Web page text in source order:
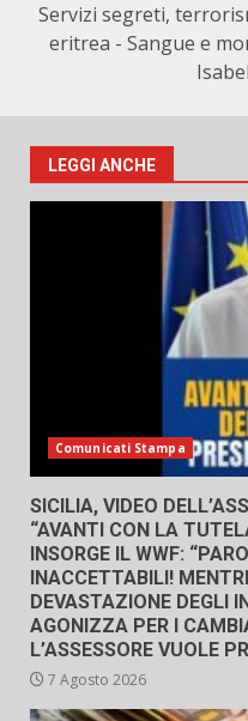
Servizi segreti,
eritrea - Sangue e
LEGGI ANCHE
Comunicati Stampa
SICILIA, VIDEO
“AVANTI CON LA
INSORGE IL WWF:
INACCETTABILI!
DEVASTAZIONE DEGLI
AGONIZZA PER I
L’ASSESSORE VUOLE
7 Agosto 2026